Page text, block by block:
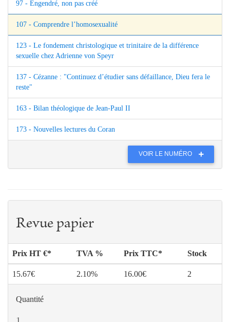
97 - Engendré, non pas créé
107 - Comprendre l’homosexualité
123 - Le fondement christologique et trinitaire de la différence
sexuelle chez Adrienne von Speyr
137 - Cézanne : "Continuez d’étudier sans défaillance, Dieu fera le
reste"
163 - Bilan théologique de Jean-Paul II
173 - Nouvelles lectures du Coran
VOIR LE NUMÉRO
Revue papier
Prix HT €* TVA % Prix TTC* Stock
15.67€ 2.10% 16.00€ 2
Quantité